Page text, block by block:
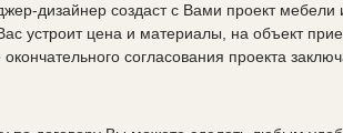
дизайнер создаст с Вами проект мебели
устроит цена и материалы, на объект
согласования проекта